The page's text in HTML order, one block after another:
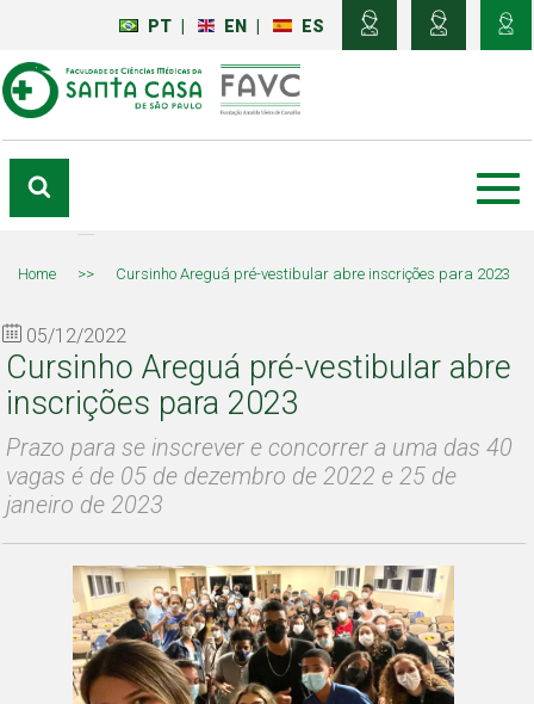
PT EN ES
Home >> Cursinho Areguá pré-vestibular abre inscrições para 2023
05/12/2022
Cursinho Areguá pré-vestibular abre
inscrições para 2023
Prazo para se inscrever e concorrer a uma das 40
vagas é de 05 de dezembro de 2022 e 25 de
janeiro de 2023